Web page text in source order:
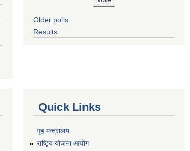
Older polls
Results
Quick Links
गृह मन्त्रालय
राष्टि्ृय योजना आयोग